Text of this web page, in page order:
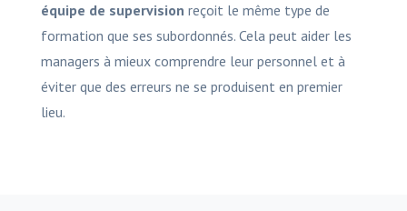
équipe de supervision reçoit le même type de
formation que ses subordonnés. Cela peut aider les
managers à mieux comprendre leur personnel et à
éviter que des erreurs ne se produisent en premier
lieu.